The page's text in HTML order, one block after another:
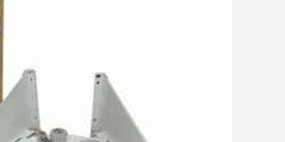
untuk kompresor dan 3 tahun